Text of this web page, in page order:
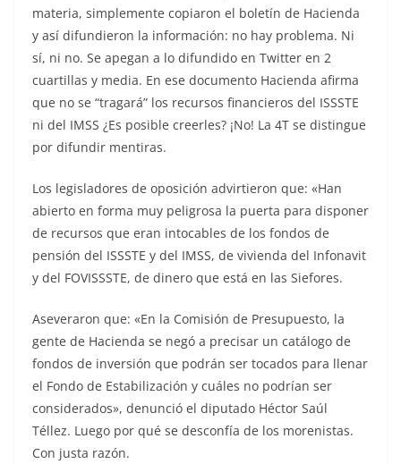
materia, simplemente copiaron el boletín de Hacienda
y así difundieron la información: no hay problema. Ni
sí, ni no. Se apegan a lo difundido en Twitter en 2
cuartillas y media. En ese documento Hacienda afirma
que no se “tragará” los recursos financieros del ISSSTE
ni del IMSS ¿Es posible creerles? ¡No! La 4T se distingue
por difundir mentiras.
Los legisladores de oposición advirtieron que: «Han
abierto en forma muy peligrosa la puerta para disponer
de recursos que eran intocables de los fondos de
pensión del ISSSTE y del IMSS, de vivienda del Infonavit
y del FOVISSSTE, de dinero que está en las Siefores.
Aseveraron que: «En la Comisión de Presupuesto, la
gente de Hacienda se negó a precisar un catálogo de
fondos de inversión que podrán ser tocados para llenar
el Fondo de Estabilización y cuáles no podrían ser
considerados», denunció el diputado Héctor Saúl
Téllez. Luego por qué se desconfía de los morenistas.
Con justa razón.